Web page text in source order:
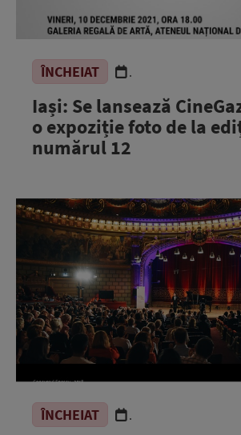
ÎNCHEIAT .
Iași: Se lansează
o expoziție foto de la
numărul 12
ÎNCHEIAT .